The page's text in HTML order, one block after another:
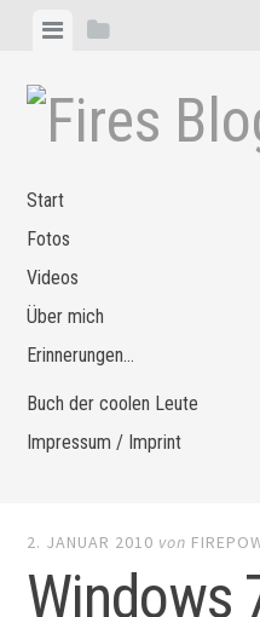
Zum
springen
MenüSeitenleiste
Start
Fotos
Videos
Über mich
Erinnerungen…
Buch der coolen Leute
Impressum / Imprint
2. JANUAR 2010 von
Windows